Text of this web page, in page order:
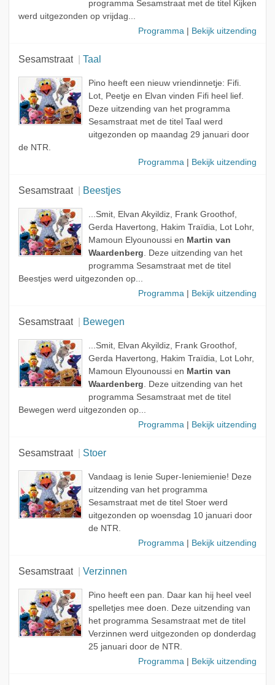
programma Sesamstraat met de titel Kijken
werd uitgezonden op vrijdag...
Programma
Bekijk uitzending
Sesamstraat Taal
Pino heeft een nieuw vriendinnetje: Fifi.
Lot, Peetje en Elvan vinden Fifi heel lief.
Deze uitzending van het programma
Sesamstraat met de titel Taal werd
uitgezonden op maandag 29 januari door
de NTR.
Programma
Bekijk uitzending
Sesamstraat Beestjes
...Smit, Elvan Akyildiz, Frank Groothof,
Gerda Havertong, Hakim Traïdia, Lot Lohr,
Mamoun Elyounoussi en Martin van
Waardenberg. Deze uitzending van het
programma Sesamstraat met de titel
Beestjes werd uitgezonden op...
Programma
Bekijk uitzending
Sesamstraat Bewegen
...Smit, Elvan Akyildiz, Frank Groothof,
Gerda Havertong, Hakim Traïdia, Lot Lohr,
Mamoun Elyounoussi en Martin van
Waardenberg. Deze uitzending van het
programma Sesamstraat met de titel
Bewegen werd uitgezonden op...
Programma
Bekijk uitzending
Sesamstraat Stoer
Vandaag is Ienie Super-Ieniemienie! Deze
uitzending van het programma
Sesamstraat met de titel Stoer werd
uitgezonden op woensdag 10 januari door
de NTR.
Programma
Bekijk uitzending
Sesamstraat Verzinnen
Pino heeft een pan. Daar kan hij heel veel
spelletjes mee doen. Deze uitzending van
het programma Sesamstraat met de titel
Verzinnen werd uitgezonden op donderdag
25 januari door de NTR.
Programma
Bekijk uitzending